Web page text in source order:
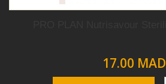
17.00 MAD